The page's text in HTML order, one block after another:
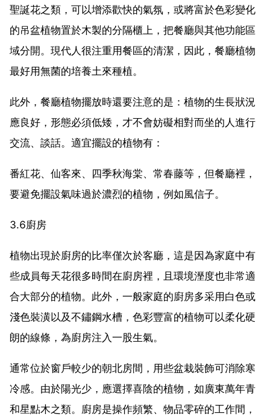
聖誕花之類，可以增添歡快的氣氛，或將富於色彩變化
的吊盆植物置於木製的分隔櫃上，把餐廳與其他功能區
域分開。現代人很注重用餐區的清潔，因此，餐廳植物
最好用無菌的培養土來種植。
此外，餐廳植物擺放時還要注意的是：植物的生長狀況
應良好，形態必須低矮，才不會妨礙相對而坐的人進行
交流、談話。適宜擺設的植物有：
番紅花、仙客來、四季秋海棠、常春藤等，但餐廳裡，
要避免擺設氣味過於濃烈的植物，例如風信子。
3.6廚房
植物出現於廚房的比率僅次於客廳，這是因為家庭中有
些成員每天花很多時間在廚房裡，且環境溼度也非常適
合大部分的植物。此外，一般家庭的廚房多采用白色或
淺色裝潢以及不鏽鋼水槽，色彩豐富的植物可以柔化硬
朗的線條，為廚房注入一股生氣。
通常位於窗戶較少的朝北房間，用些盆栽裝飾可消除寒
冷感。由於陽光少，應選擇喜陰的植物，如廣東萬年青
和星點木之類。廚房是操作頻繁、物品零碎的工作間，